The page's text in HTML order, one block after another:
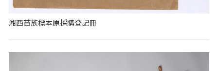
湘西苗族標本原採購登記冊